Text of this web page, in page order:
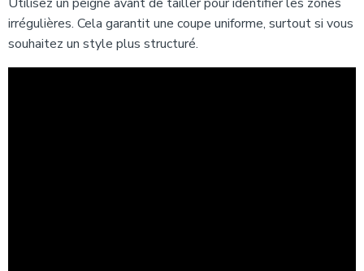
irrégulières. Cela garantit une coupe uniforme, surtout si vous
souhaitez un style plus structuré.